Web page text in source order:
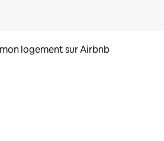
logement sur Airbnb